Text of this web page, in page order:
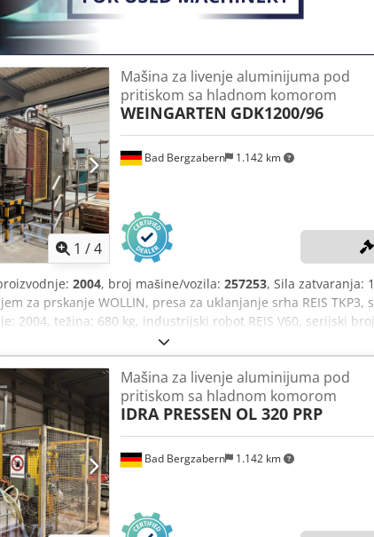
1 /4
Bad Bergzabern 1.142 km
Mašina za livenje aluminijuma pod
pritiskom sa hladnom komorom
WEINGARTEN GDK1200/96
2004, broj mašine/vozila: 257253, Sila zatvaranja:
za prskanje WOLLIN, presa za uklanjanje srha REIS TKP3,
2004, težina: 680 kg, industrijski robot REIS V60, serijski
1.950 kg, peć za topljenje i održavanje temperature
proizvodnje: 2004, serijski broj: 7961, zapremina komore:
22 kW, mašina je van pogona, nije u funkciji.
Bad Bergzabern 1.142 km
Mašina za livenje aluminijuma pod
pritiskom sa hladnom komorom
IDRA PRESSEN OL 320 PRP